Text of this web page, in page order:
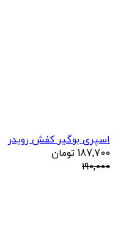
اسپری بوگیر کفش رویدر
187,700 تومان
190,000